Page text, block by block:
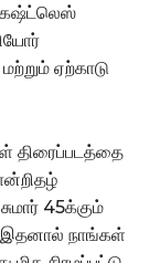
ஏற்காடு
திரைப்படத்தை
45க்கும்
இதனால் நாங்கள்